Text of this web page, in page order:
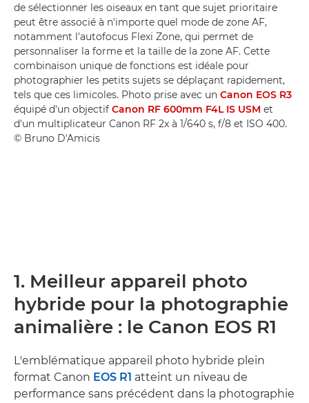
de sélectionner les oiseaux en tant que sujet prioritaire
peut être associé à n'importe quel mode de zone AF,
notamment l'autofocus Flexi Zone, qui permet de
personnaliser la forme et la taille de la zone AF. Cette
combinaison unique de fonctions est idéale pour
photographier les petits sujets se déplaçant rapidement,
tels que ces limicoles. Photo prise avec un Canon EOS R3
équipé d'un objectif Canon RF 600mm F4L IS USM et
d'un multiplicateur Canon RF 2x à 1/640 s, f/8 et ISO 400.
© Bruno D'Amicis
1. Meilleur appareil photo
hybride pour la photographie
animalière : le Canon EOS R1
L'emblématique appareil photo hybride plein
format Canon EOS R1 atteint un niveau de
performance sans précédent dans la photographie